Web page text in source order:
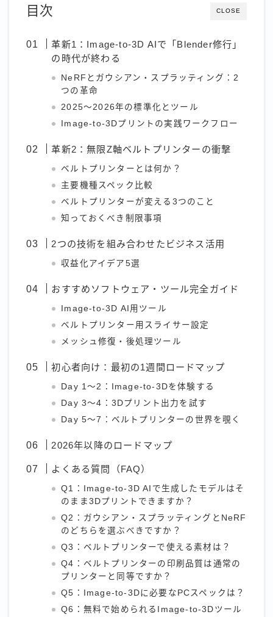
CLOSE
目次
革新1：Image-to-3D AIで「Blender修行」
の時代が終わる
NeRFとガウシアン・スプラッティング：2
つの革命
2025〜2026年の標準化とツール
Image-to-3Dプリントの実践ワークフロー
革新2：無限Z軸ベルトプリンターの衝撃
ベルトプリンターとは何か？
主要機種スペック比較
ベルトプリンターが変える3つのこと
知っておくべき制限事項
2つの技術を組み合わせたビジネス活用
収益化アイデア5選
おすすめソフトウェア・ツール完全ガイド
Image-to-3D AI用ツール
ベルトプリンター用スライサー設定
メッシュ修復・後処理ツール
初心者向け：最初の1週間ロードマップ
Day 1〜2：Image-to-3Dを体験する
Day 3〜4：3Dプリント出力を試す
Day 5〜7：ベルトプリンターの世界を覗く
2026年以降のロードマップ
よくある質問（FAQ）
Q1：Image-to-3D AIで生成したモデルはそ
のまま3Dプリントできますか？
Q2：ガウシアン・スプラッティングとNeRF
のどちらを選ぶべきですか？
Q3：ベルトプリンターで使える素材は？
Q4：ベルトプリンターの印刷品質は通常の
プリンターと同等ですか？
Q5：Image-to-3Dに必要なPCスペックは？
Q6：無料で始められるImage-to-3Dツール